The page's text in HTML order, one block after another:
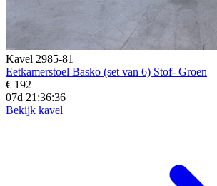
Kavel 2985-81
Eetkamerstoel Basko (set van 6) Stof- Groen
€ 192
07d 21:36:34
Bekijk kavel